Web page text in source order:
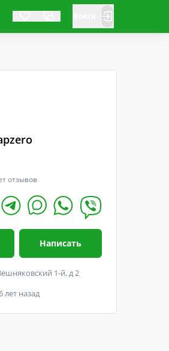
отзывов
Написать
1-й, д 2
лет назад